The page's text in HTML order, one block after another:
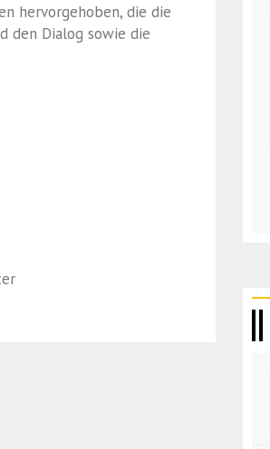
hervorgehoben, die die
den Dialog sowie die